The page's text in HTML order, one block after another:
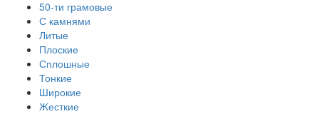
50-ти грамовые
С камнями
Литые
Плоские
Сплошные
Тонкие
Широкие
Жесткие